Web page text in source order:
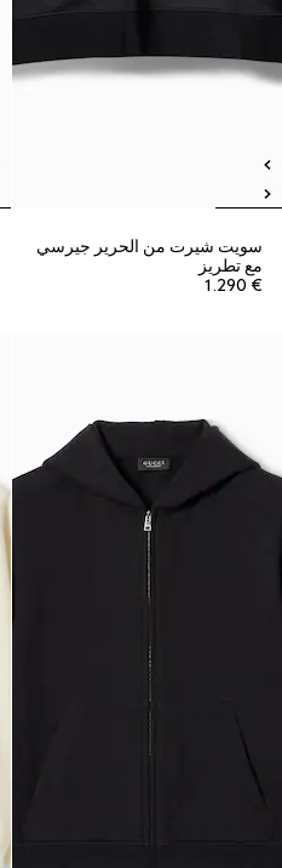
سويت شيرت من الحرير جيرسي
مع تطريز
€ 1.290